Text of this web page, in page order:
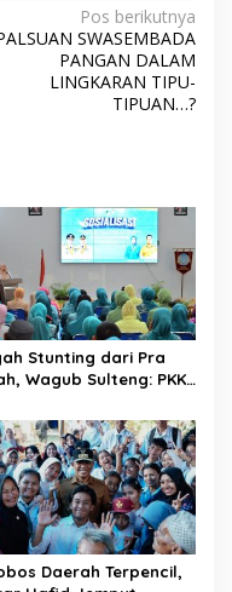
Pos berikutnya
SWASEMBADA
PANGAN DALAM
LINGKARAN TIPU-
TIPUAN…?
Stunting dari Pra
Wagub Sulteng: PKK
Generasi Emas
Daerah Terpencil,